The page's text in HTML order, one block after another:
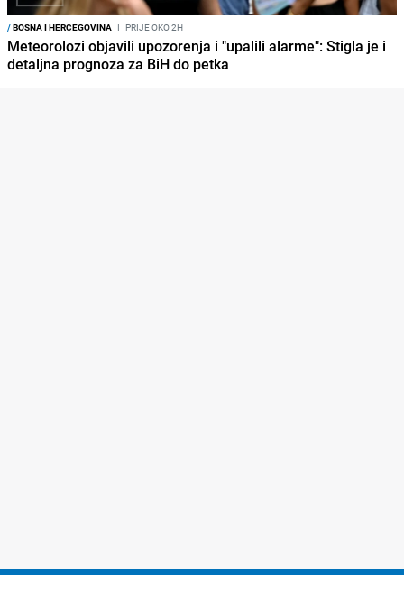
/BOSNA I HERCEGOVINA I PRIJE OKO 2H
Meteorolozi objavili upozorenja i "upalili alarme": Stigla je i
detaljna prognoza za BiH do petka